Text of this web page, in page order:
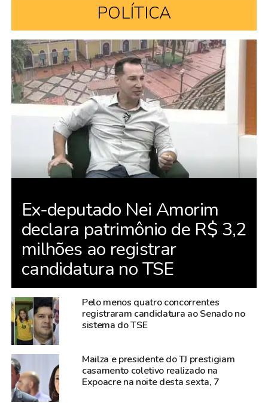
POLÍTICA
Ex-deputado Nei Amorim
declara patrimônio de R$ 3,2
milhões ao registrar
candidatura no TSE
Pelo menos quatro concorrentes
registraram candidatura ao Senado no
sistema do TSE
Mailza e presidente do TJ prestigiam
casamento coletivo realizado na
Expoacre na noite desta sexta, 7